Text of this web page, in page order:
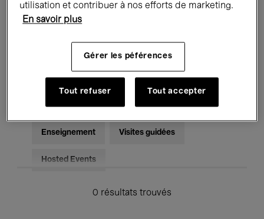
Rencontres & Débats Jazz
Musique électronique
Pour tous Kids’ Palace
Enseignement Visites guidées
Hosted Events
0 résultats trouvés
utilisation et contribuer à nos efforts de marketing.
En savoir plus
Gérer les péférences
Tout refuser Tout accepter